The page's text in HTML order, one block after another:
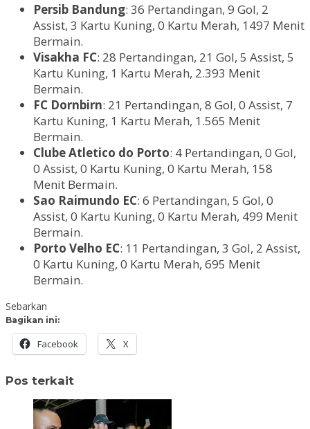
Persib Bandung: 36 Pertandingan, 9 Gol, 2
Assist, 3 Kartu Kuning, 0 Kartu Merah, 1497 Menit
Bermain.
Visakha FC: 28 Pertandingan, 21 Gol, 5 Assist, 5
Kartu Kuning, 1 Kartu Merah, 2.393 Menit
Bermain.
FC Dornbirn: 21 Pertandingan, 8 Gol, 0 Assist, 7
Kartu Kuning, 1 Kartu Merah, 1.565 Menit
Bermain.
Clube Atletico do Porto: 4 Pertandingan, 0 Gol,
0 Assist, 0 Kartu Kuning, 0 Kartu Merah, 158
Menit Bermain.
Sao Raimundo EC: 6 Pertandingan, 5 Gol, 0
Assist, 0 Kartu Kuning, 0 Kartu Merah, 499 Menit
Bermain.
Porto Velho EC: 11 Pertandingan, 3 Gol, 2 Assist,
0 Kartu Kuning, 0 Kartu Merah, 695 Menit
Bermain.
Sebarkan
Bagikan ini:
Facebook X
Pos terkait